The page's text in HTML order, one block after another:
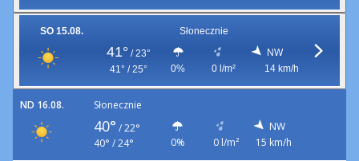
SO 15.08. Słonecznie
41° / 23°
41° / 25°
0% 0 l/m²
NW
14 km/h
ND 16.08. Słonecznie
40° / 22°
40° / 24°
0% 0 l/m²
NW
15 km/h